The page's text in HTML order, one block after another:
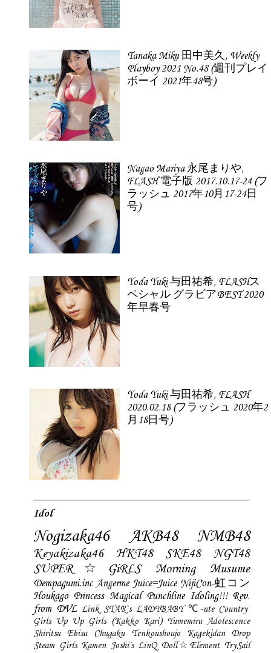
Tanaka Miku 田中美久, Weekly
Playboy 2021 No.48 (週刊プレイ
ボーイ 2021年48号)
Nagao Mariya 永尾まりや,
FLASH 電子版 2017.10.17-24 (フ
ラッシュ 2017年10月17-24日
号)
Yoda Yuki 与田祐希, FLASHス
ペシャル グラビアBEST 2020
年早春号
Yoda Yuki 与田祐希, FLASH
2020.02.18 (フラッシュ 2020年2
月18日号)
Idol
Nogizaka46 AKB48 NMB48
Keyakizaka46 HKT48 SKE48
NGT48
SUPER☆GiRLS
Morning Musume
Dempagumi.inc Angerme Juice=Juice NijiCon-虹コン
Houkago Princess Magical Punchline Idoling!!! Rev.
from DVL Link STAR`s LADYBABY ℃-ute Country
Girls Up Up Girls (Kakko Kari) Yumemiru Adolescence
Shiritsu Ebisu Chugaku
Tenkoushoujo Kagekidan
Drop
Steam Girls Kamen Joshi's LinQ Doll☆Element TrySail